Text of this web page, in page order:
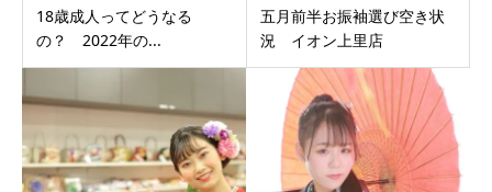
18歳成人ってどうなる
の？ 2022年の...
五月前半お振袖選び空き状
況 イオン上里店